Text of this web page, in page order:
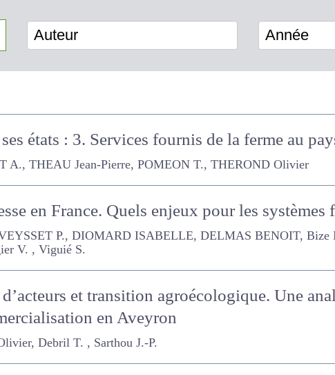
Auteur Année
états : 3. Services fournis de la ferme au
Jean-Pierre, POMEON T., THEROND Olivier
en France. Quels enjeux pour les systèmes
P., DIOMARD ISABELLE, DELMAS BENOIT, Bize N. , Chauvin
et transition agroécologique. Une
de commercialisation en Aveyron
Debril T. , Sarthou J.-P.